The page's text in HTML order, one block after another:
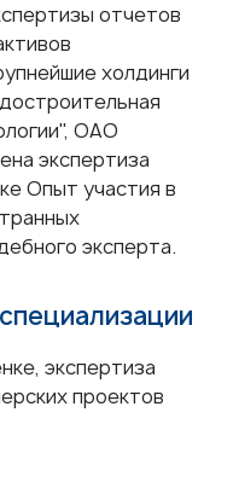
отчетов
холдинги
ОАО
экспертиза
Опыт участия в
эксперта.
экспертиза
проектов